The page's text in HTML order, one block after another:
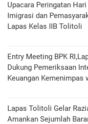
Upacara Peringatan
Imigrasi dan
Lapas Kelas IIB Tolitoli
Entry Meeting BPK
Dukung Pemeriksaan
Keuangan Kemenimpas
Lapas Tolitoli Gelar
Amankan Sejumlah